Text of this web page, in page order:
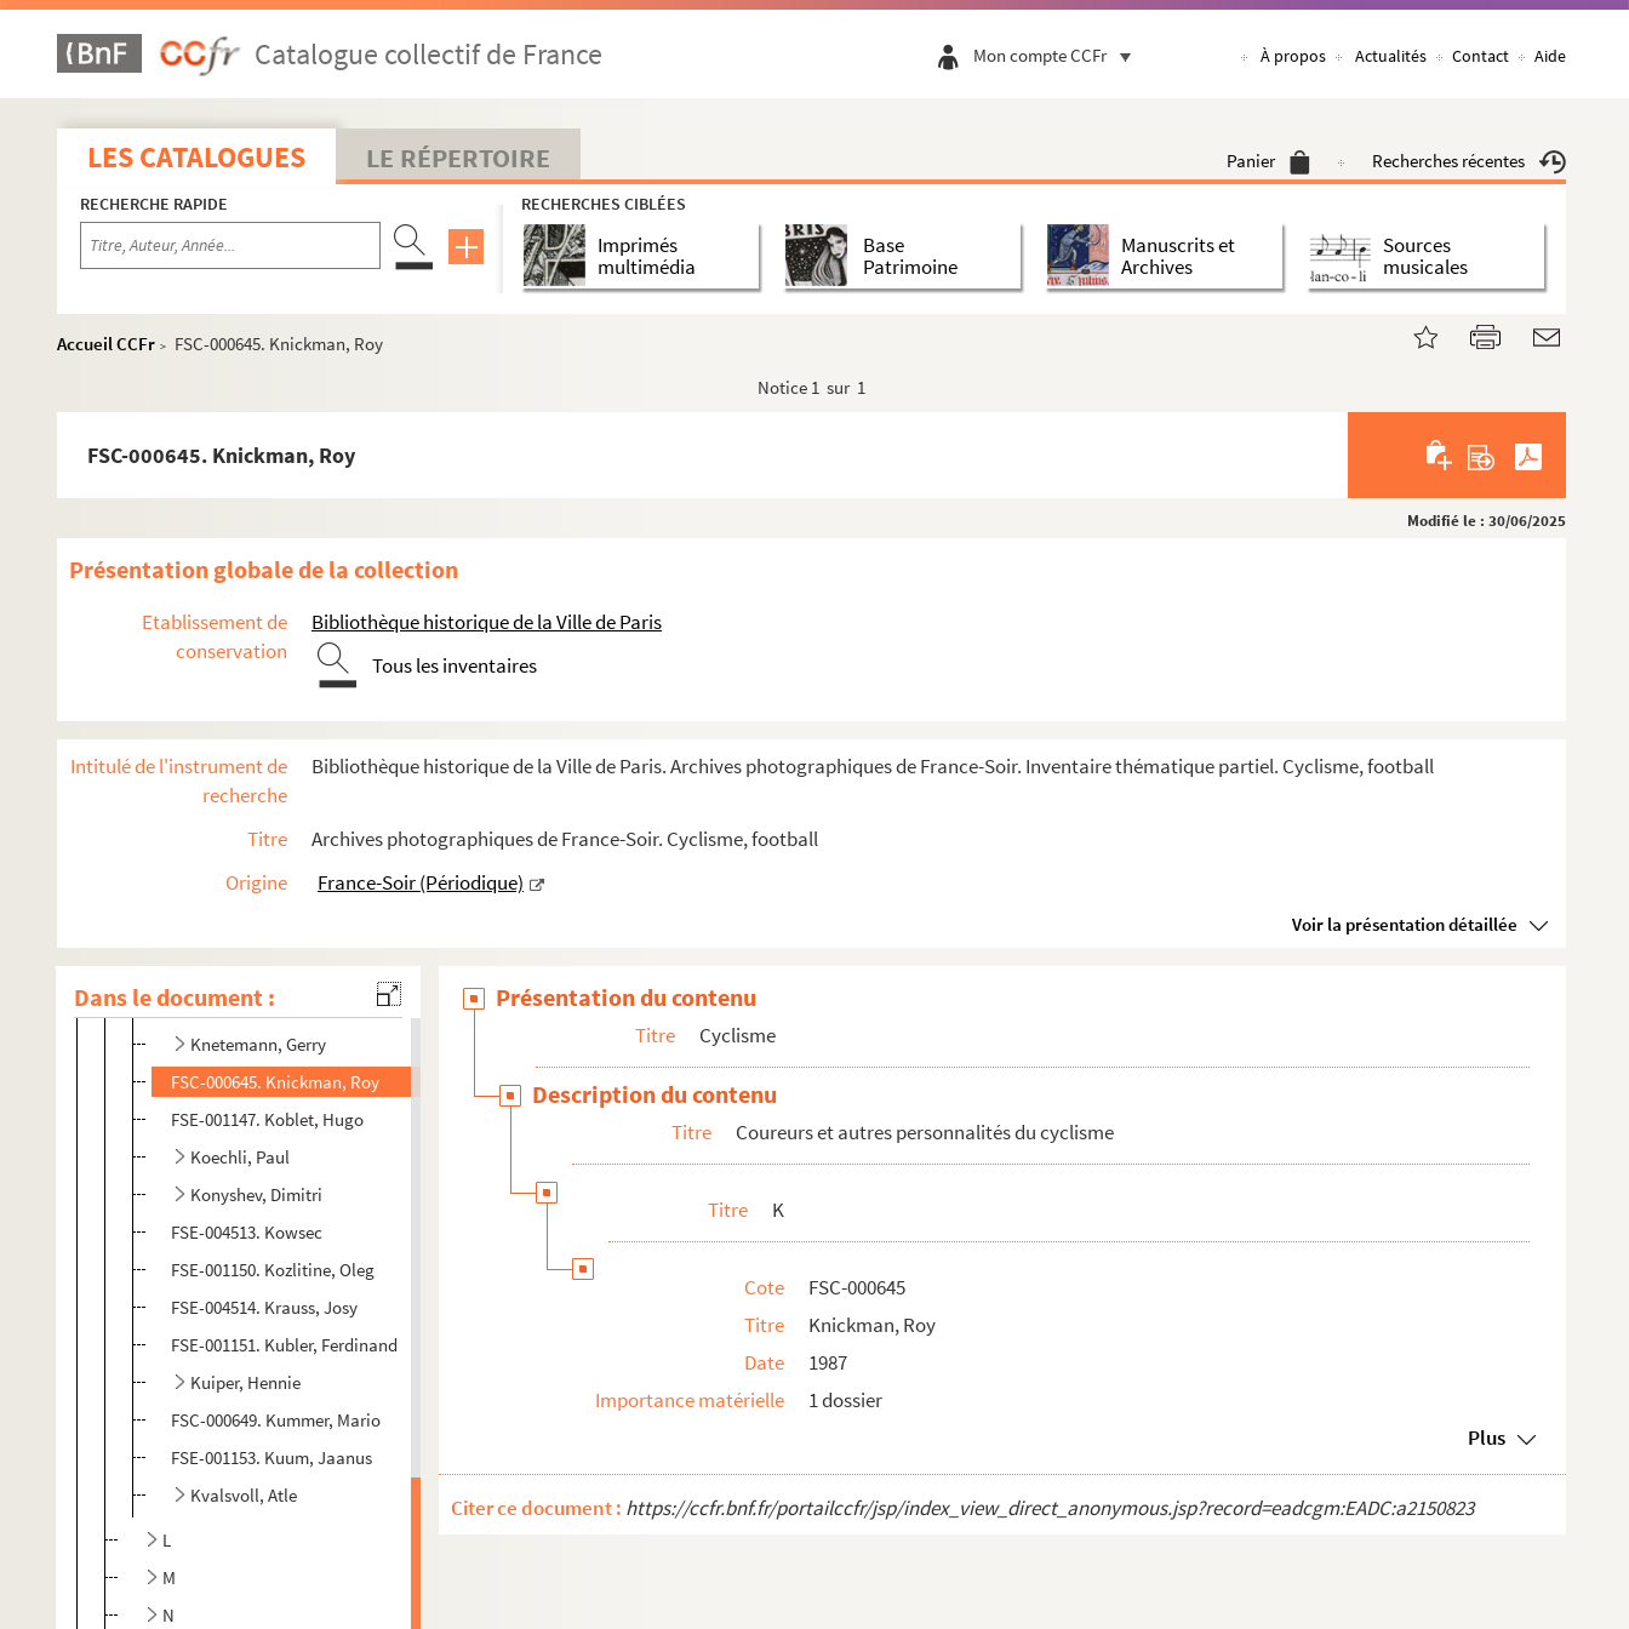
Catalogue collectif de France Mon compte CCFr À propos Actualités Contact Aide
LES CATALOGUES LE RÉPERTOIRE Panier Recherches récentes
RECHERCHE RAPIDE RECHERCHES CIBLÉES
Imprimés
multimédia
Base
Patrimoine
Manuscrits et
Archives
Sources
musicales
Accueil CCFr >
FSC-000645. Knickman, Roy
Notice 1 sur 1
FSC-000645. Knickman, Roy
Modifié le : 30/06/2025
Présentation globale de la collection
Etablissement de
conservation
Bibliothèque historique de la Ville de Paris
Tous les inventaires
Intitulé de l'instrument de
recherche
Bibliothèque historique de la Ville de Paris. Archives photographiques de France-Soir. Inventaire thématique partiel. Cyclisme, football
Titre
Archives photographiques de France-Soir. Cyclisme, football
Origine
France-Soir (Périodique)
Voir la présentation détaillée
Dans le document :
C
D
E
F
G
H
Kappes, Andréas
FSC-000637. Kaufmann, Klaus
Kelly, Sean
FSE-001143. Kerriguy, Christine
FSC-000640. Kimmage, Paul
Kindberg, Hans
FSC-000641. Kiritchenko, Alexandre
FSD-000560. Kirpov
FSC-000643. Klimov, Viktor
FSE-004512. Klinck
Knetemann, Gerry
FSC-000645. Knickman, Roy
FSE-001147. Koblet, Hugo
Koechli, Paul
Konyshev, Dimitri
FSE-004513. Kowsec
FSE-001150. Kozlitine, Oleg
FSE-004514. Krauss, Josy
FSE-001151. Kubler, Ferdinand
Kuiper, Hennie
FSC-000649. Kummer, Mario
FSE-001153. Kuum, Jaanus
Kvalsvoll, Atle
L
M
N
Présentation du contenu
Titre Cyclisme
Description du contenu
Titre Coureurs et autres personnalités du cyclisme
Titre K
Cote
FSC-000645
Titre
Knickman, Roy
Date
1987
Importance matérielle
1 dossier
Plus
Citer ce document : https://ccfr.bnf.fr/portailccfr/jsp/index_view_direct_anonymous.jsp?record=eadcgm:EADC:a2150823